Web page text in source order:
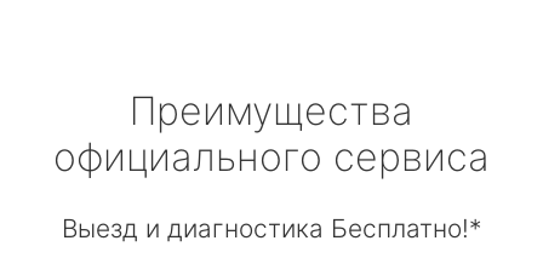
Преимущества
официального сервиса
Выезд и диагностика Бесплатно!*